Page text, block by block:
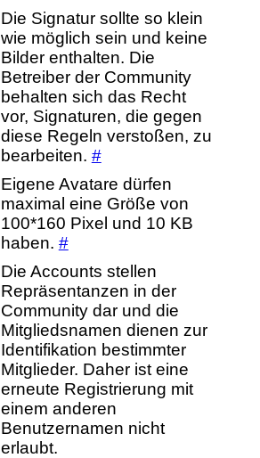
Die Signatur sollte so klein
wie möglich sein und keine
Bilder enthalten. Die
Betreiber der Community
behalten sich das Recht
vor, Signaturen, die gegen
diese Regeln verstoßen, zu
bearbeiten. #
Eigene Avatare dürfen
maximal eine Größe von
100*160 Pixel und 10 KB
haben. #
Die Accounts stellen
Repräsentanzen in der
Community dar und die
Mitgliedsnamen dienen zur
Identifikation bestimmter
Mitglieder. Daher ist eine
erneute Registrierung mit
einem anderen
Benutzernamen nicht
erlaubt.